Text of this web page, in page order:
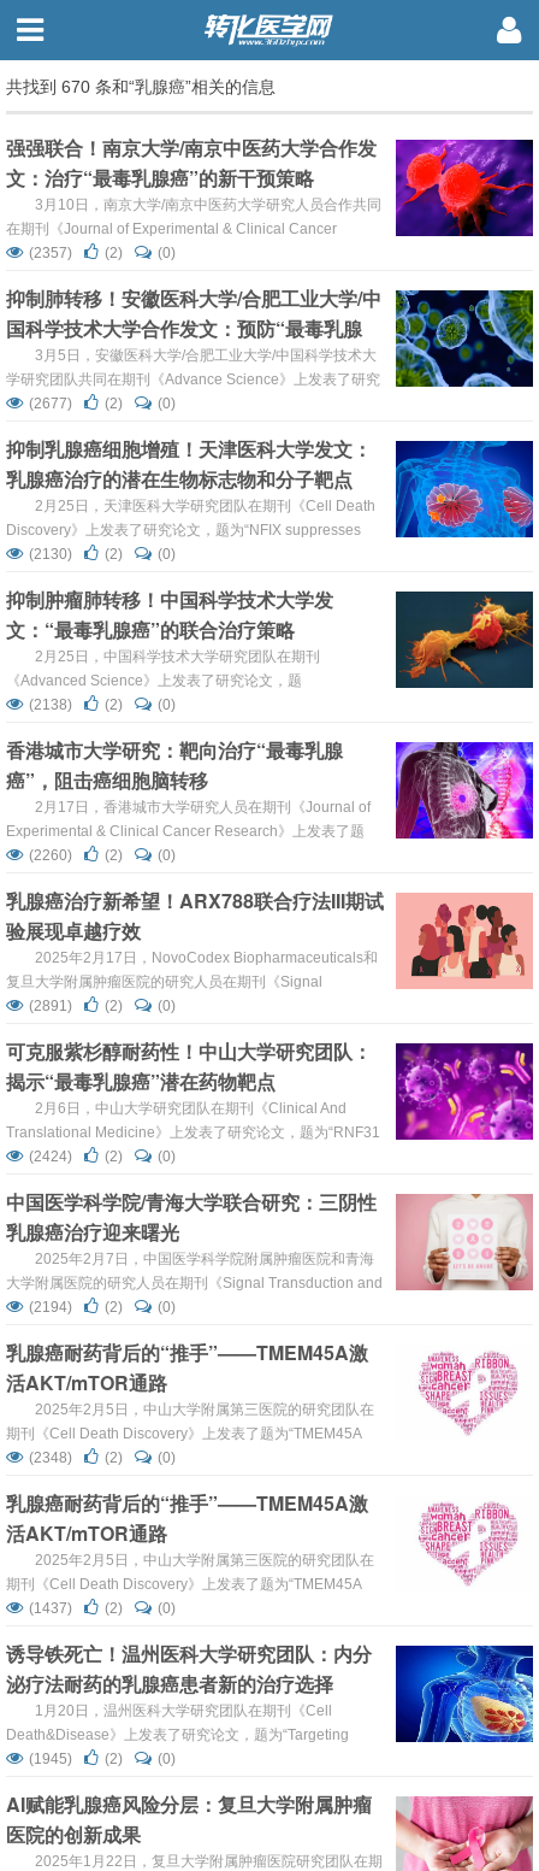
共找到 670 条和“乳腺癌”相关的信息
强强联合！南京大学/南京中医药大学合作发
文：治疗“最毒乳腺癌”的新干预策略
3月10日，南京大学/南京中医药大学研究人员合作共同
在期刊《Journal of Experimental & Clinical Cancer
Research》上发表了研究论文，题为“NONO interacts with
promote triple-negative breas...
(2357) (2) (0)
抑制肺转移！安徽医科大学/合肥工业大学/中
国科学技术大学合作发文：预防“最毒乳腺
癌”术后转移的新策略
3月5日，安徽医科大学/合肥工业大学/中国科学技术大
学研究团队共同在期刊《Advance Science》上发表了研究
论文，题为“Implanted Microneedles Loaded with
Activates Immunity for Postoperative Triple...
(2677) (2) (0)
抑制乳腺癌细胞增殖！天津医科大学发文：
乳腺癌治疗的潜在生物标志物和分子靶点
2月25日，天津医科大学研究团队在期刊《Cell Death
Discovery》上发表了研究论文，题为“NFIX suppresses
breast cancer cell proliferation by delaying mitosis
讨了NFIX在乳腺癌中的表达及其抑制细胞周期进程的功
能。...
(2130) (2) (0)
抑制肿瘤肺转移！中国科学技术大学发
文：“最毒乳腺癌”的联合治疗策略
2月25日，中国科学技术大学研究团队在期刊
《Advanced Science》上发表了研究论文，题
为“Reprogramming the Tumor Immune Microenvironment
H3-CD3 Bispecific Antibodies”，本研究中，研究人员选择
了一种组...
(2138) (2) (0)
香港城市大学研究：靶向治疗“最毒乳腺
癌”，阻击癌细胞脑转移
2月17日，香港城市大学研究人员在期刊《Journal of
Experimental & Clinical Cancer Research》上发表了题
为“Targeting TUBB2B inhibits triple-negative breast
文，本研究中，研究人员发现TUBB2...
(2260) (2) (0)
乳腺癌治疗新希望！ARX788联合疗法III期试
验展现卓越疗效
2025年2月17日，NovoCodex Biopharmaceuticals和
复旦大学附属肿瘤医院的研究人员在期刊《Signal
Transduction and Targeted Therapy》上发表了题为“ACE-
lapatinib plus capecitabine f...
(2891) (2) (0)
可克服紫杉醇耐药性！中山大学研究团队：
揭示“最毒乳腺癌”潜在药物靶点
2月6日，中山大学研究团队在期刊《Clinical And
Translational Medicine》上发表了研究论文，题为“RNF31
induces paclitaxel resistance by sustaining ALYREF
breast cancer”，本研究旨在...
(2424) (2) (0)
中国医学科学院/青海大学联合研究：三阴性
乳腺癌治疗迎来曙光
2025年2月7日，中国医学科学院附属肿瘤医院和青海
大学附属医院的研究人员在期刊《Signal Transduction and
Targeted Therapy》上合作发表了题为“Neoadjuvant
based chemotherapy in patients with ear...
(2194) (2) (0)
乳腺癌耐药背后的“推手”——TMEM45A激
活AKT/mTOR通路
2025年2月5日，中山大学附属第三医院的研究团队在
期刊《Cell Death Discovery》上发表了题为“TMEM45A
enhances palbociclib resistance and cellular glycolysis by
cancer”的研究论文。研究结果表明，T...
(2348) (2) (0)
乳腺癌耐药背后的“推手”——TMEM45A激
活AKT/mTOR通路
2025年2月5日，中山大学附属第三医院的研究团队在
期刊《Cell Death Discovery》上发表了题为“TMEM45A
enhances palbociclib resistance and cellular glycolysis by
cancer”的研究论文。研究结果表明，T...
(1437) (2) (0)
诱导铁死亡！温州医科大学研究团队：内分
泌疗法耐药的乳腺癌患者新的治疗选择
1月20日，温州医科大学研究团队在期刊《Cell
Death&Disease》上发表了研究论文，题为“Targeting
estrogen-regulated system xc− promotes ferroptosis and
研究人员发现雌激素受体α（ERα）抑制了雌激素受体阳性
（ER+）...
(1945) (2) (0)
AI赋能乳腺癌风险分层：复旦大学附属肿瘤
医院的创新成果
2025年1月22日，复旦大学附属肿瘤医院研究团队在期